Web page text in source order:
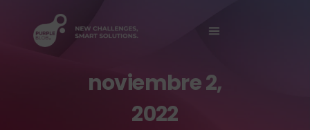
noviembre 2,
2022